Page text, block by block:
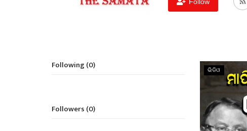
Following (0)
Followers (0)
ଭିଡିଓ